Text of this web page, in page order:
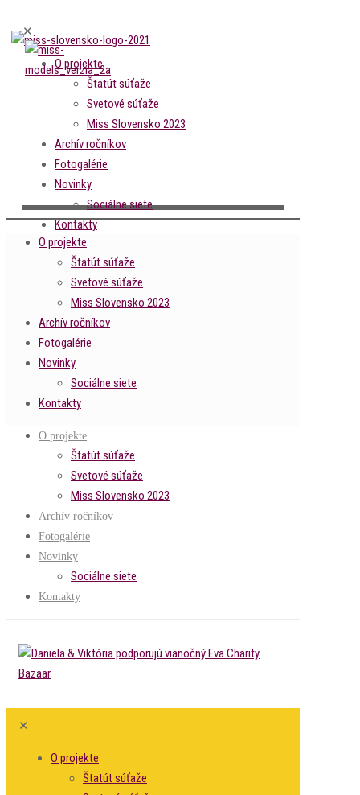
✕
O projekte
Štatút súťaže
Svetové súťaže
Miss Slovensko 2023
Archív ročníkov
Fotogalérie
Novinky
Sociálne siete
Kontakty
O projekte
Štatút súťaže
Svetové súťaže
Miss Slovensko 2023
Archív ročníkov
Fotogalérie
Novinky
Sociálne siete
Kontakty
O projekte
Štatút súťaže
Svetové súťaže
Miss Slovensko 2023
Archív ročníkov
Fotogalérie
Novinky
Sociálne siete
Kontakty
✕
O projekte
Štatút súťaže